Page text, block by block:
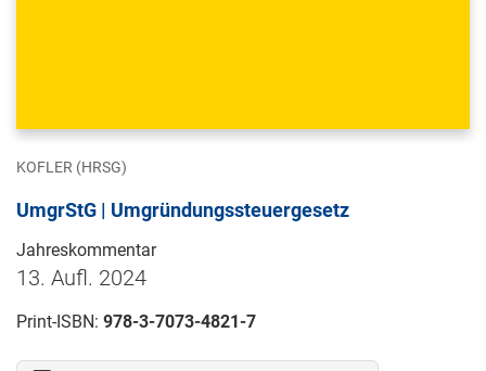
KOFLER (HRSG)
UmgrStG | Umgründungssteuergesetz
Jahreskommentar
13. Aufl. 2024
Print-ISBN: 978-3-7073-4821-7